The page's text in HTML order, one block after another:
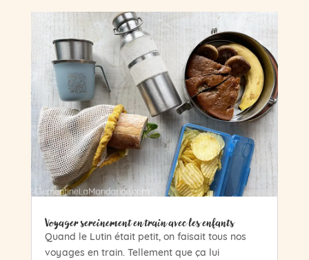
Voyager sereinement en train avec les enfants
Quand le Lutin était petit, on faisait tous nos
voyages en train. Tellement que ça lui